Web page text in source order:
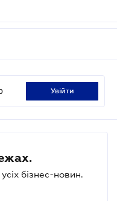
увійти
бізнес-новин.